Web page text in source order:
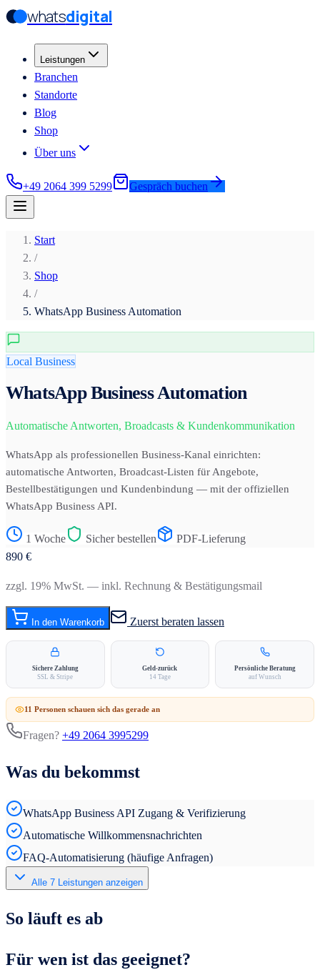
Zum Hauptinhalt springen
Zum Hauptinhalt springen
whatsdigital
Leistungen
Branchen
Standorte
Blog
Shop
Über uns
+49 2064 399 5299 Gespräch buchen
Start
/
Shop
/
WhatsApp Business Automation
Local Business
WhatsApp Business Automation
Automatische Antworten, Broadcasts & Kundenkommunikation
WhatsApp als professionellen Business-Kanal einrichten:
automatische Antworten, Broadcast-Listen für Angebote,
Bestellbestätigungen und Kundenbindung — mit der offiziellen
WhatsApp Business API.
1 Woche Sicher bestellen
PDF-Lieferung
890 €
zzgl. 19% MwSt. — inkl. Rechnung & Bestätigungsmail
In den Warenkorb Zuerst beraten lassen
Sichere Zahlung
SSL & Stripe
Geld-zurück
14 Tage
Persönliche Beratung
auf Wunsch
11 Personen schauen sich das gerade an
Fragen? +49 2064 3995299
Was du bekommst
WhatsApp Business API Zugang & Verifizierung
Automatische Willkommensnachrichten
FAQ-Automatisierung (häufige Anfragen)
Alle 7 Leistungen anzeigen
So läuft es ab
Für wen ist das geeignet?